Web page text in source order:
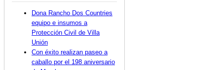
Dona Rancho Dos Countries
equipo e insumos a
Protección Civil de Villa
Unión
Con éxito realizan paseo a
caballo por el 198 aniversario